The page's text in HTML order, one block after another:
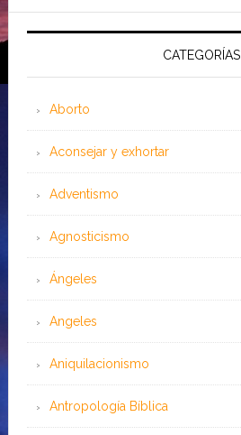
CATEGORÍAS
Aborto
Aconsejar y exhortar
Adventismo
Agnosticismo
Ángeles
Angeles
Aniquilacionismo
Antropología Bíblica